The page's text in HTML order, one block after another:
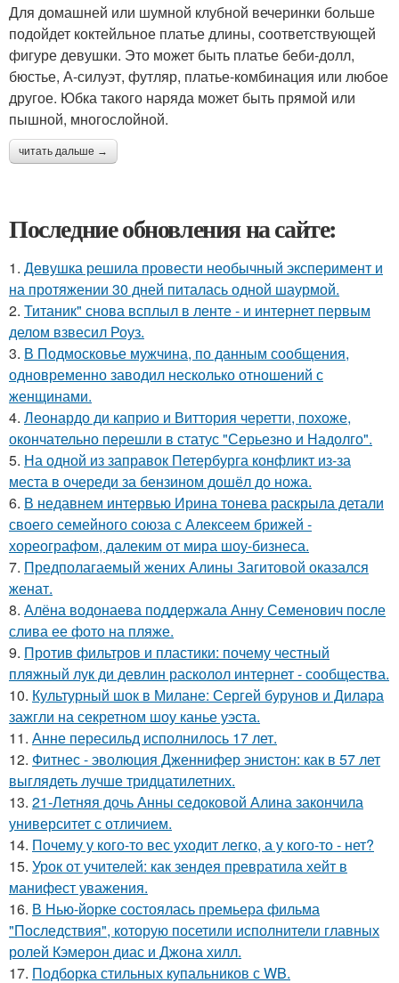
Для домашней или шумной клубной вечеринки больше
подойдет коктейльное платье длины, соответствующей
фигуре девушки. Это может быть платье беби-долл,
бюстье, А-силуэт, футляр, платье-комбинация или любое
другое. Юбка такого наряда может быть прямой или
пышной, многослойной.
читать дальше →
Последние обновления на сайте:
1. Девушка решила провести необычный эксперимент и
на протяжении 30 дней питалась одной шаурмой.
2. Титаник" снова всплыл в ленте - и интернет первым
делом взвесил Роуз.
3. В Подмосковье мужчина, по данным сообщения,
одновременно заводил несколько отношений с
женщинами.
4. Леонардо ди каприо и Виттория черетти, похоже,
окончательно перешли в статус "Серьезно и Надолго".
5. На одной из заправок Петербурга конфликт из-за
места в очереди за бензином дошёл до ножа.
6. В недавнем интервью Ирина тонева раскрыла детали
своего семейного союза с Алексеем брижей -
хореографом, далеким от мира шоу-бизнеса.
7. Предполагаемый жених Алины Загитовой оказался
женат.
8. Алёна водонаева поддержала Анну Семенович после
слива ее фото на пляже.
9. Против фильтров и пластики: почему честный
пляжный лук ди девлин расколол интернет - сообщества.
10. Культурный шок в Милане: Сергей бурунов и Дилара
зажгли на секретном шоу канье уэста.
11. Анне пересильд исполнилось 17 лет.
12. Фитнес - эволюция Дженнифер энистон: как в 57 лет
выглядеть лучше тридцатилетних.
13. 21-Летняя дочь Анны седоковой Алина закончила
университет с отличием.
14. Почему у кого-то вес уходит легко, а у кого-то - нет?
15. Урок от учителей: как зендея превратила хейт в
манифест уважения.
16. В Нью-йорке состоялась премьера фильма
"Последствия", которую посетили исполнители главных
ролей Кэмерон диас и Джона хилл.
17. Подборка стильных купальников с WB.